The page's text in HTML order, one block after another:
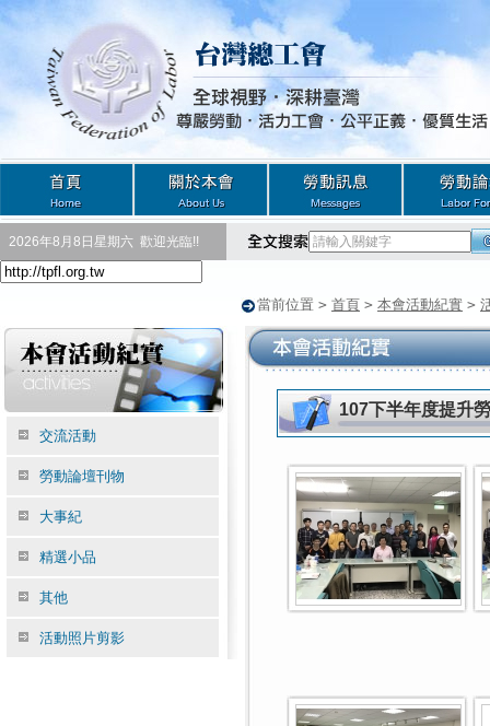
2026年8月8日星期六 歡迎光臨!!
當前位置 > 首頁 > 本會活動紀實 >
交流活動
勞動論壇刊物
大事紀
精選小品
其他
活動照片剪影
107下半年度提升